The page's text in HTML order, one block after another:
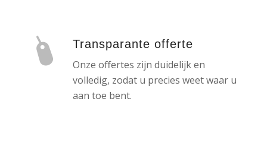
Transparante offerte
Onze offertes zijn duidelijk en
volledig, zodat u precies weet waar u
aan toe bent.